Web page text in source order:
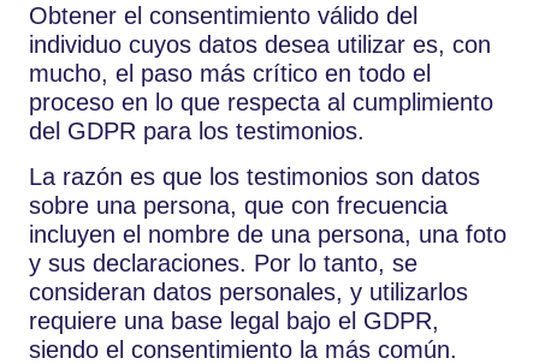
Obtener el consentimiento válido del
individuo cuyos datos desea utilizar es, con
mucho, el paso más crítico en todo el
proceso en lo que respecta al cumplimiento
del GDPR para los testimonios.
La razón es que los testimonios son datos
sobre una persona, que con frecuencia
incluyen el nombre de una persona, una foto
y sus declaraciones. Por lo tanto, se
consideran datos personales, y utilizarlos
requiere una base legal bajo el GDPR,
siendo el consentimiento la más común.